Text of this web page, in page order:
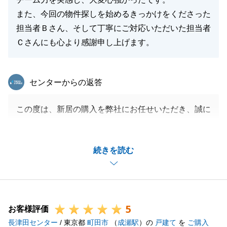
また、今回の物件探しを始めるきっかけをくださった
担当者Ｂさん、そして丁寧にご対応いただいた担当者
Ｃさんにも心より感謝申し上げます。
続きを読む
東急リバブル
センターからの返答
この度は、新居の購入を弊社にお任せいただき、誠に
ご売却についてもご納得いただける結果を出せるよ
う、尽力致します。
お客様評価 5
長津田センター / 東京都 町田市 （成瀬駅）の 戸建て を ご購入